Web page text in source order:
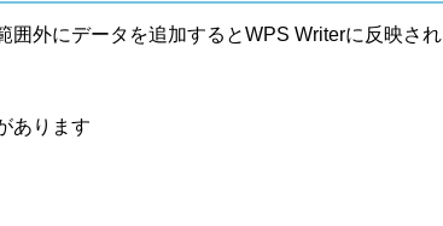
囲外にデータを追加するとWPS Writerに反映され
あります